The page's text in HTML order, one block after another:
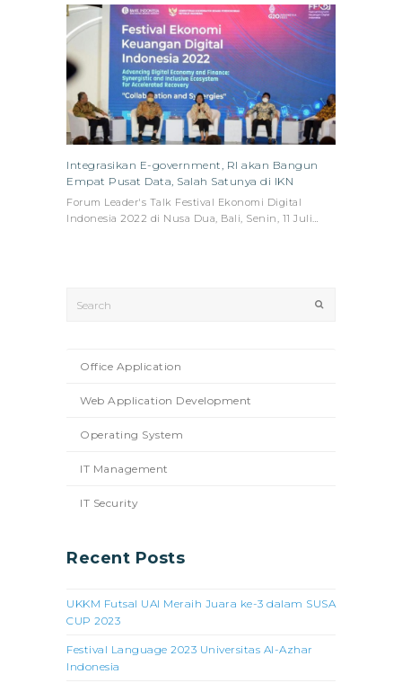
Integrasikan E-government, RI akan Bangun
Empat Pusat Data, Salah Satunya di IKN
Forum Leader's Talk Festival Ekonomi Digital
Indonesia 2022 di Nusa Dua, Bali, Senin, 11 Juli…
Office Application
Web Application Development
Operating System
IT Management
IT Security
Recent Posts
UKKM Futsal UAI Meraih Juara ke-3 dalam SUSA
CUP 2023
Festival Language 2023 Universitas Al-Azhar
Indonesia